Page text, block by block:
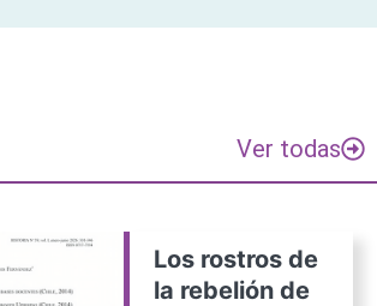
Ver todas
Los rostros de
la rebelión de